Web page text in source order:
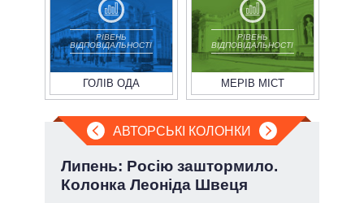
РІВЕНЬ
ВІДПОВІДАЛЬНОСТІ
ГОЛІВ ОДА
РІВЕНЬ
ВІДПОВІДАЛЬНОСТІ
МЕРІВ МІСТ
АВТОРСЬКІ КОЛОНКИ
Липень: Росію заштормило.
Колонка Леоніда Швеця